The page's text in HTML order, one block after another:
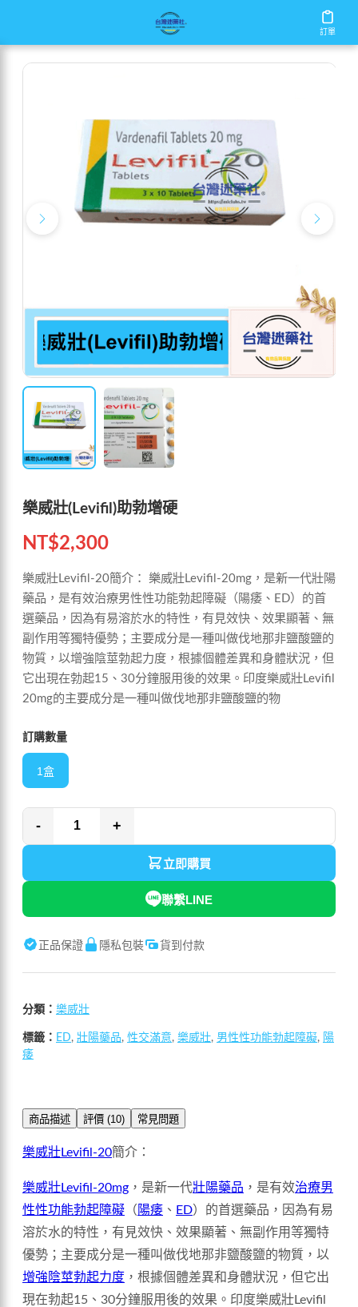
訂單
訂單
樂威壯(Levifil)助勃增硬
樂威壯(Levifil)助勃增硬
NT$2,300
樂威壯Levifil-20簡介： 樂威壯Levifil-20mg，是新一代壯陽
藥品，是有效治療男性性功能勃起障礙（陽痿、ED）的首
選藥品，因為有易溶於水的特性，有見效快、效果顯著、無
副作用等獨特優勢；主要成分是一種叫做伐地那非鹽酸鹽的
物質，以增強陰莖勃起力度，根據個體差異和身體狀況，但
它出現在勃起15、30分鐘服用後的效果。印度樂威壯Levifil
20mg的主要成分是一種叫做伐地那非鹽酸鹽的物
訂購數量
1盒
- +
立即購買
聯繫LINE
正品保證 隱私包裝 貨到付款
分類： 樂威壯
標籤： ED, 壯陽藥品, 性交滿意, 樂威壯, 男性性功能勃起障礙, 陽
痿
商品描述 評價 (10) 常見問題
樂威壯Levifil-20簡介：
樂威壯Levifil-20mg ，是新一代壯陽藥品 ，是有效治療男
性性功能勃起障礙 （ 陽痿 、 ED）的首選藥品，因為有易
溶於水的特性，有見效快、效果顯著、無副作用等獨特
優勢；主要成分是一種叫做伐地那非鹽酸鹽的物質，以
增強陰莖勃起力度 ，根據個體差異和身體狀況，但它出
現在勃起15、30分鐘服用後的效果。印度樂威壯Levifil